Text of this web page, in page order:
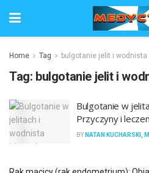
Home Tag bulgotanie jelit i wodnista
Tag: bulgotanie jelit i
Bulgotanie w
Przyczyny i
BY NATAN KUCHARSKI,